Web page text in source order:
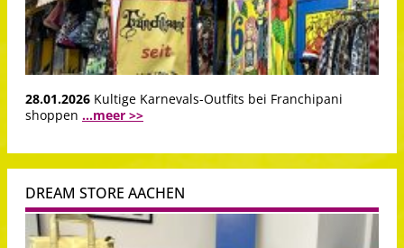
28.01.2026 Kultige Karnevals-Outfits bei Franchipani
shoppen ...meer >>
DREAM STORE AACHEN